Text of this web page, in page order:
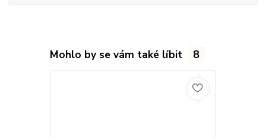
Mohlo by se vám také líbit 8